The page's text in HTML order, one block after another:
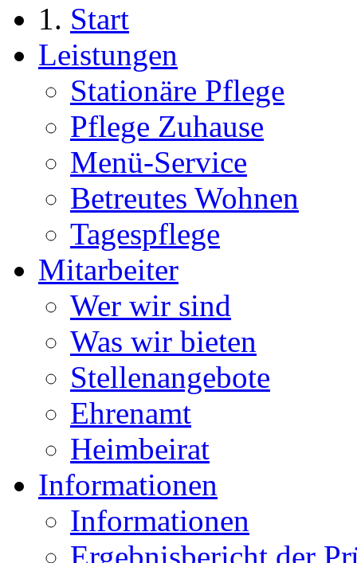
Start
Leistungen
Stationäre Pflege
Pflege Zuhause
Menü-Service
Betreutes Wohnen
Tagespflege
Mitarbeiter
Wer wir sind
Was wir bieten
Stellenangebote
Ehrenamt
Heimbeirat
Informationen
Informationen
Ergebnisbericht der